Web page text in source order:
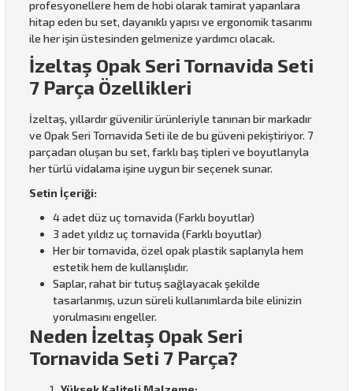
profesyonellere hem de hobi olarak tamirat yapanlara
hitap eden bu set, dayanıklı yapısı ve ergonomik tasarımı
ile her işin üstesinden gelmenize yardımcı olacak.
İzeltaş Opak Seri Tornavida Seti
7 Parça Özellikleri
İzeltaş, yıllardır güvenilir ürünleriyle tanınan bir markadır
ve Opak Seri Tornavida Seti ile de bu güveni pekiştiriyor. 7
parçadan oluşan bu set, farklı baş tipleri ve boyutlarıyla
her türlü vidalama işine uygun bir seçenek sunar.
Setin İçeriği:
4 adet düz uç tornavida (Farklı boyutlar)
3 adet yıldız uç tornavida (Farklı boyutlar)
Her bir tornavida, özel opak plastik saplarıyla hem
estetik hem de kullanışlıdır.
Saplar, rahat bir tutuş sağlayacak şekilde
tasarlanmış, uzun süreli kullanımlarda bile elinizin
yorulmasını engeller.
Neden İzeltaş Opak Seri
Tornavida Seti 7 Parça?